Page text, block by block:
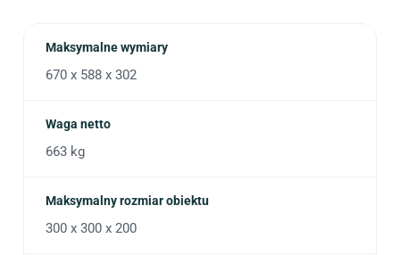
Maksymalne wymiary
670 x 588 x 302
Waga netto
663 kg
Maksymalny rozmiar obiektu
300 x 300 x 200